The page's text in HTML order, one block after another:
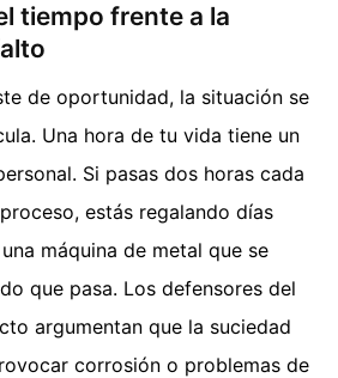
tiempo frente a la
de oportunidad, la situación se
Una hora de tu vida tiene un
Si pasas dos horas cada
estás regalando días
máquina de metal que se
que pasa. Los defensores del
argumentan que la suciedad
corrosión o problemas de